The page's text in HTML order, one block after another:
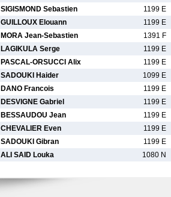
SIGISMOND Sebastien
1199 E
GUILLOUX Elouann
1199 E
MORA Jean-Sebastien
1391 F
LAGIKULA Serge
1199 E
PASCAL-ORSUCCI Alix
1199 E
SADOUKI Haider
1099 E
DANO Francois
1199 E
DESVIGNE Gabriel
1199 E
BESSAUDOU Jean
1199 E
CHEVALIER Even
1199 E
SADOUKI Gibran
1199 E
ALI SAID Louka 1080 N